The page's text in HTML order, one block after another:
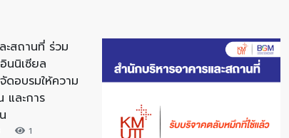
ะสถานที่ ร่วม
นนิเซียล
ดอบรมให้ความ
และการ
1